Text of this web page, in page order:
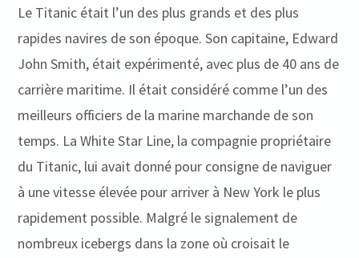
Le Titanic était l’un des plus grands et des plus
rapides navires de son époque. Son capitaine, Edward
John Smith, était expérimenté, avec plus de 40 ans de
carrière maritime. Il était considéré comme l’un des
meilleurs officiers de la marine marchande de son
temps. La White Star Line, la compagnie propriétaire
du Titanic, lui avait donné pour consigne de naviguer
à une vitesse élevée pour arriver à New York le plus
rapidement possible. Malgré le signalement de
nombreux icebergs dans la zone où croisait le